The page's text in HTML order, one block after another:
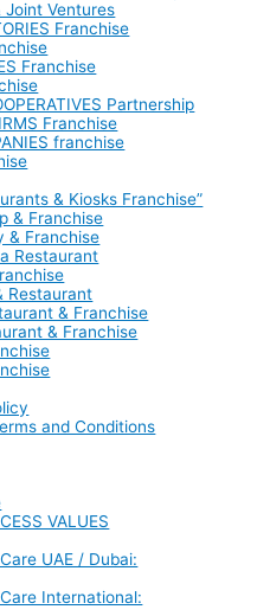
Joint Ventures
Franchise
Franchise
Partnership
Franchise
franchise
& Kiosks Franchise”
& Franchise
& Franchise
Restaurant
Restaurant
& Franchise
& Franchise
and Conditions
VALUES
UAE / Dubai:
International: